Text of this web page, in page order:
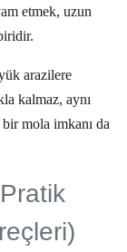
etmek, uzun
arazilere
kalmaz, aynı
mola imkanı da